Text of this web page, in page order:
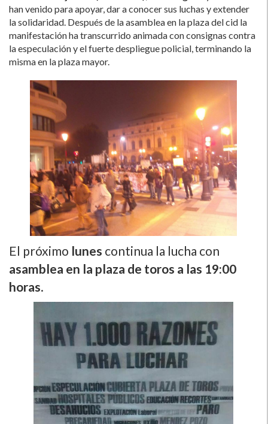
han venido para apoyar, dar a conocer sus luchas y extender
la solidaridad. Después de la asamblea en la plaza del cid la
manifestación ha transcurrido animada con consignas contra
la especulación y el fuerte despliegue policial, terminando la
misma en la plaza mayor.
El próximo lunes continua la lucha con
asamblea en la plaza de toros a las 19:00
horas.